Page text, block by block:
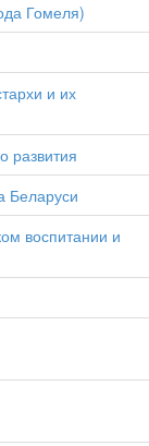
Гомеля)
и их
развития
Беларуси
воспитании и